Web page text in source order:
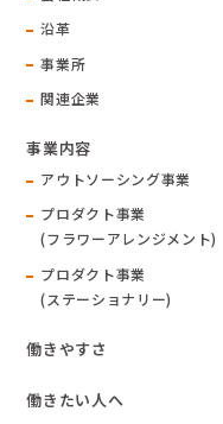
沿革
事業所
関連企業
事業内容
アウトソーシング事業
プロダクト事業
(フラワーアレンジメント)
プロダクト事業
(ステーショナリー)
働きやすさ
働きたい人へ